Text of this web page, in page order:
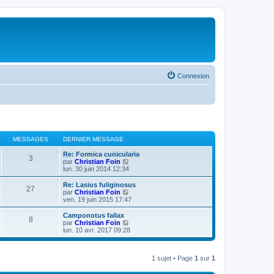
Connexion
MESSAGES DERNIER MESSAGE
3
Re: Formica cunicularia
par Christian Foin
i
r
e
n
i
e
s
lun. 30 juin 2014 12:34
27
Re: Lasius fuliginosus
par Christian Foin
o
i
e
e
e
ven. 19 juin 2015 17:47
8
Camponotus fallax
par Christian Foin
o
i
lun. 10 avr. 2017 09:28
1 sujet • Page 1 sur 1